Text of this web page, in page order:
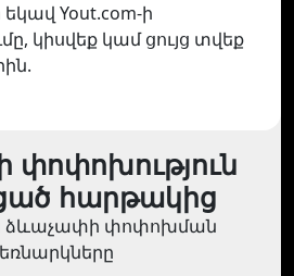
Yout.com-ի
կիսվեք կամ ցույց տվեք
հարթակից
ձևաչափի փոփոխման